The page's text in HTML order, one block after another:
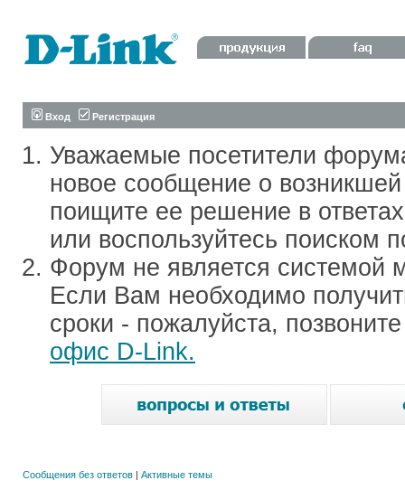
Вход Регистрация
Уважаемые посетители
новое сообщение о
поищите ее решение в
или воспользуйтесь поиском
Форум не является системой
Если Вам необходимо
сроки - пожалуйста,
офис D-Link.
Сообщения без ответов | Активные темы